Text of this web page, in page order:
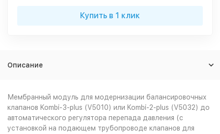
Купить в 1 клик
Описание
Мембранный модуль для модернизации балансировочных
клапанов Kombi-3-plus (V5010) или Kombi-2-plus (V5032) до
автоматического регулятора перепада давления (с
установкой на подающем трубопроводе клапанов для